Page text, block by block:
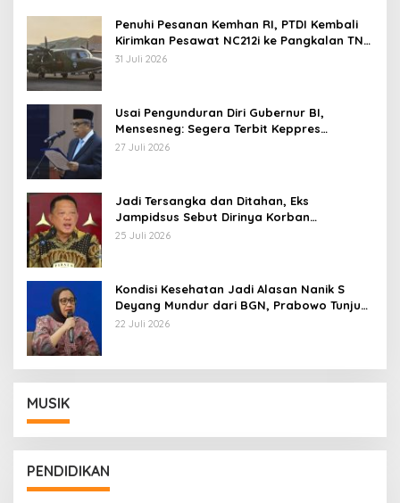
Penuhi Pesanan Kemhan RI, PTDI Kembali
Kirimkan Pesawat NC212i ke Pangkalan TNI
AU
31 Juli 2026
Usai Pengunduran Diri Gubernur BI,
Mensesneg: Segera Terbit Keppres
Pemberhentian dengan Hormat
27 Juli 2026
Jadi Tersangka dan Ditahan, Eks
Jampidsus Sebut Dirinya Korban
Kriminalisasi
25 Juli 2026
Kondisi Kesehatan Jadi Alasan Nanik S
Deyang Mundur dari BGN, Prabowo Tunjuk
Wamentan Sudaryono
22 Juli 2026
MUSIK
PENDIDIKAN